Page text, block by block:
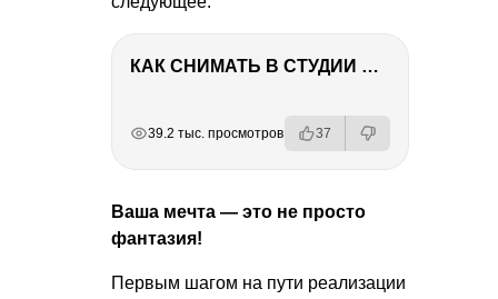
КАК СНИМАТЬ В СТУДИИ СО ВСПЫШКАМИ
39.2 тыс. просмотров 37
Ваша мечта — это не просто
фантазия!
Первым шагом на пути реализации